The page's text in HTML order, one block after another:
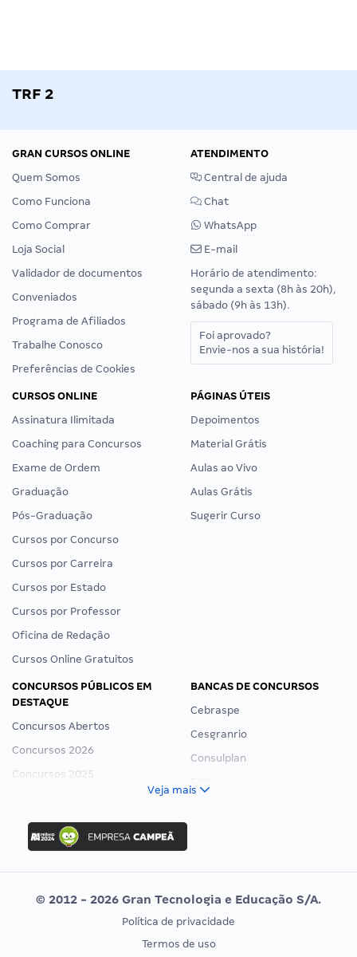
TRF 2
GRAN CURSOS ONLINE
Quem Somos
Como Funciona
Como Comprar
Loja Social
Validador de documentos
Conveniados
Programa de Afiliados
Trabalhe Conosco
Preferências de Cookies
ATENDIMENTO
Central de ajuda
Chat
WhatsApp
E-mail
Horário de atendimento:
segunda a sexta (8h às 20h),
sábado (9h às 13h).
Foi aprovado?
Envie-nos a sua história!
CURSOS ONLINE
Assinatura Ilimitada
Coaching para Concursos
Exame de Ordem
Graduação
Pós-Graduação
Cursos por Concurso
Cursos por Carreira
Cursos por Estado
Cursos por Professor
Oficina de Redação
Cursos Online Gratuitos
PÁGINAS ÚTEIS
Depoimentos
Material Grátis
Aulas ao Vivo
Aulas Grátis
Sugerir Curso
CONCURSOS PÚBLICOS EM
DESTAQUE
Concursos Abertos
Concursos 2026
Concursos 2025
Concurso Ibama
Concurso MPU
Editais publicados
BANCAS DE CONCURSOS
Cebraspe
Cesgranrio
Consulplan
Vunesp
CONCURSOS POR PROFISSÃO
EXAME DE ORDEM
Veja mais
© 2012 - 2026 Gran Tecnologia e Educação S/A.
Política de privacidade
Termos de uso